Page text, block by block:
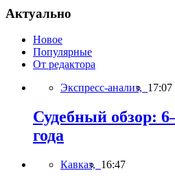
Актуально
Новое
Популярные
От редактора
Экспресс-анализ, 17:07
Судебный обзор:
года
Кавказ, 16:47